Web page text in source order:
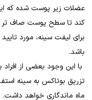
عضلات زیر پوست شده که
کند تا سطح پوست صاف ‌تر و
برای لیفت سینه، مورد
باشد.
با این وجود بعضی از افراد
ماه ماندگاری خواهد داشت.